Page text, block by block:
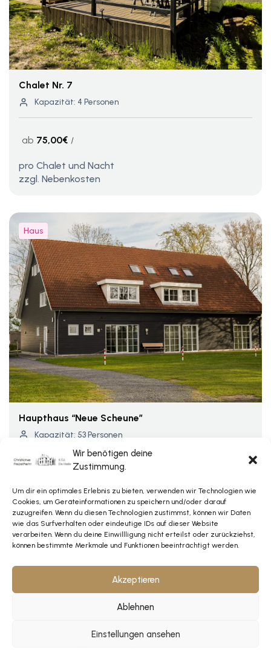
Wir benötigen deine
Zustimmung.
Um dir ein optimales Erlebnis zu bieten, verwenden wir Technologien wie
Cookies, um Geräteinformationen zu speichern und/oder darauf
zuzugreifen. Wenn du diesen Technologien zustimmst, können wir Daten
wie das Surfverhalten oder eindeutige IDs auf dieser Website
verarbeiten. Wenn du deine Einwillligung nicht erteilst oder zurückziehst,
können bestimmte Merkmale und Funktionen beeinträchtigt werden.
Akzeptieren
Ablehnen
Einstellungen ansehen
Chalet Nr. 7
Kapazität: 4 Personen
ab 75,00€
pro Chalet und Nacht
zzgl. Nebenkosten
Haus
Haupthaus “Neue Scheune”
Kapazität: 53 Personen
pro Person und Nacht
zzgl. Nebenkosten